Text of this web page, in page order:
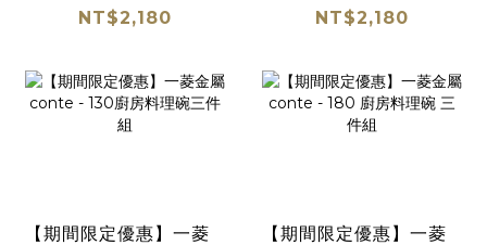
NT$2,180
NT$2,180
【期間限定優惠】一菱
【期間限定優惠】一菱